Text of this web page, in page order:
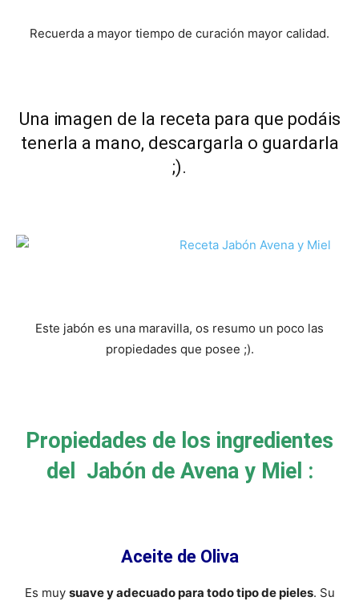
Recuerda a mayor tiempo de curación mayor calidad.
Una imagen de la receta para que podáis
tenerla a mano, descargarla o guardarla
;).
Este jabón es una maravilla, os resumo un poco las
propiedades que posee ;).
Propiedades de los ingredientes
del Jabón de Avena y Miel :
Aceite de Oliva
Es muy suave y adecuado para todo tipo de pieles. Su